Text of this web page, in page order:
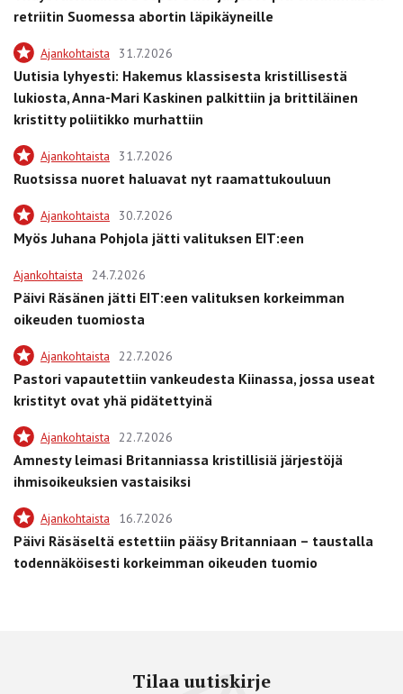
retriitin Suomessa abortin läpikäyneille
Ajankohtaista 31.7.2026
Uutisia lyhyesti: Hakemus klassisesta kristillisestä
lukiosta, Anna-Mari Kaskinen palkittiin ja brittiläinen
kristitty poliitikko murhattiin
Ajankohtaista 31.7.2026
Ruotsissa nuoret haluavat nyt raamattukouluun
Ajankohtaista 30.7.2026
Myös Juhana Pohjola jätti valituksen EIT:een
Ajankohtaista 24.7.2026
Päivi Räsänen jätti EIT:een valituksen korkeimman
oikeuden tuomiosta
Ajankohtaista 22.7.2026
Pastori vapautettiin vankeudesta Kiinassa, jossa useat
kristityt ovat yhä pidätettyinä
Ajankohtaista 22.7.2026
Amnesty leimasi Britanniassa kristillisiä järjestöjä
ihmisoikeuksien vastaisiksi
Ajankohtaista 16.7.2026
Päivi Räsäseltä estettiin pääsy Britanniaan – taustalla
todennäköisesti korkeimman oikeuden tuomio
Tilaa uutiskirje